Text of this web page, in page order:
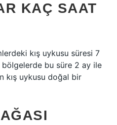
KAÇ SAAT
kış uykusu süresi 7
bölgelerde bu süre 2 ay ile
kış uykusu doğal bir